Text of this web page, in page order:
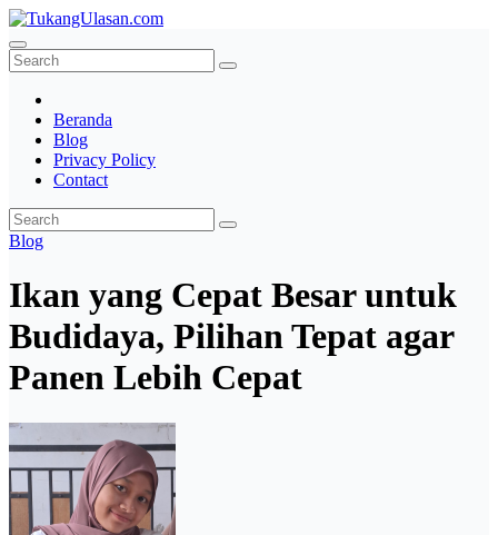
Skip
to
content
TukangUlasan.com
Baca Aja Dulu!
Beranda
Blog
Privacy Policy
Contact
Blog
Ikan yang Cepat Besar untuk
Budidaya, Pilihan Tepat agar
Panen Lebih Cepat